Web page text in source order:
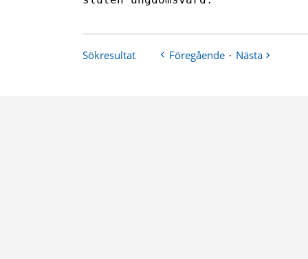
Sökresultat Föregående · Nästa